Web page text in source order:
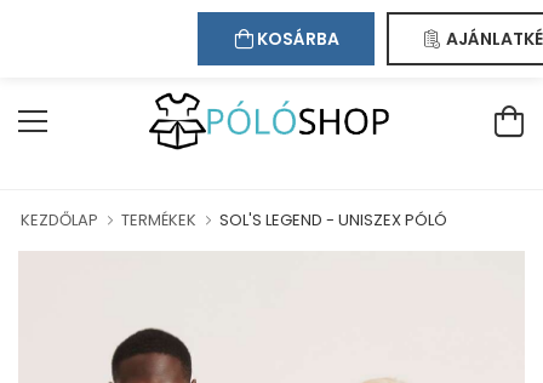
ÜDVÖZÖLJÜK WEBÁRUHÁZUNKBAN!
Kapcsolat Regisztráció
KEZDŐLAP TERMÉKEK SOL'S LEGEND - UNISZEX PÓLÓ
KOSÁRBA